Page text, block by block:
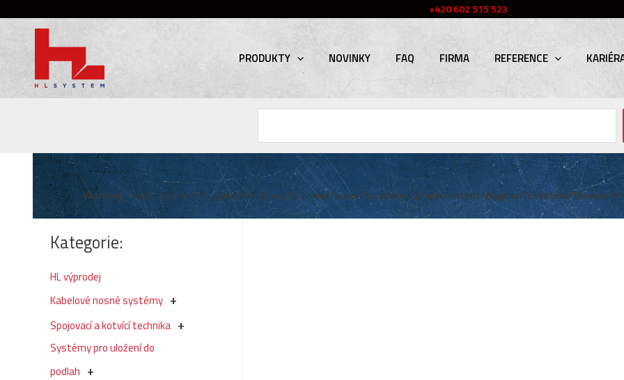
+420 602 515 523
PRODUKTY NOVINKY FAQ FIRMA REFERENCE
Kategorie:
HL výprodej
Kabelové nosné systémy
Spojovací a kotvící technika
Systémy pro uložení do
podlah
Warning: Invalid argument supplied for foreach() in/var/www/hlsystem.cz/wp-content/plugins/hlsystem/themes/